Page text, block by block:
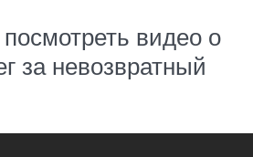
видео о
за невозвратный